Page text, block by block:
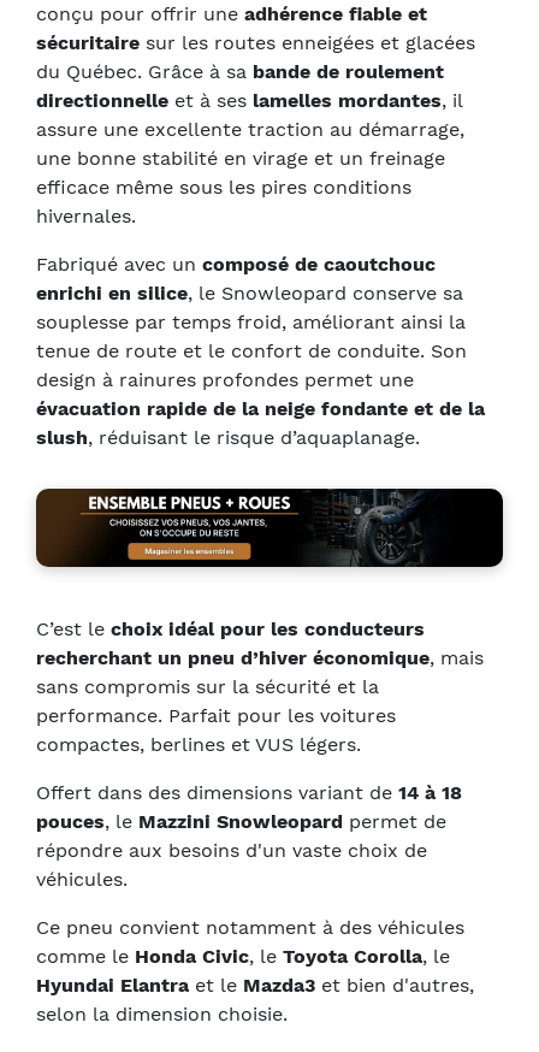
conçu pour offrir une adhérence fiable et
sécuritaire sur les routes enneigées et glacées
du Québec. Grâce à sa bande de roulement
directionnelle et à ses lamelles mordantes, il
assure une excellente traction au démarrage,
une bonne stabilité en virage et un freinage
efficace même sous les pires conditions
hivernales.
Fabriqué avec un composé de caoutchouc
enrichi en silice, le Snowleopard conserve sa
souplesse par temps froid, améliorant ainsi la
tenue de route et le confort de conduite. Son
design à rainures profondes permet une
évacuation rapide de la neige fondante et de la
slush, réduisant le risque d’aquaplanage.
C’est le choix idéal pour les conducteurs
recherchant un pneu d’hiver économique, mais
sans compromis sur la sécurité et la
performance. Parfait pour les voitures
compactes, berlines et VUS légers.
Offert dans des dimensions variant de 14 à 18
pouces, le Mazzini Snowleopard permet de
répondre aux besoins d'un vaste choix de
véhicules.
Ce pneu convient notamment à des véhicules
comme le Honda Civic, le Toyota Corolla, le
Hyundai Elantraet le Mazda3 et bien d'autres,
selon la dimension choisie.